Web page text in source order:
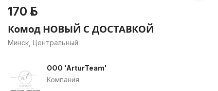
170 р.
Комод НОВЫЙ С ДОСТАВКОЙ
Минск, Центральный
OOO 'ArturTeam'
Компания